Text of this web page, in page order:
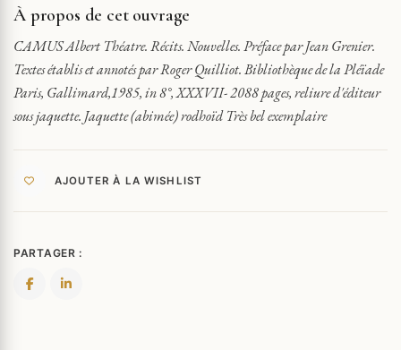
PRÉFACE
PAR
GRENIER
À propos de cet ouvrage
CAMUS Albert Théatre. Récits. Nouvelles. Préface par Jean Grenier.
Textes établis et annotés par Roger Quilliot. Bibliothèque de la Pléïade
Paris, Gallimard,1985, in 8°, XXXVII- 2088 pages, reliure d'éditeur
sous jaquette. Jaquette (abimée) rodhoïd Très bel exemplaire
AJOUTER À LA WISHLIST
PARTAGER :